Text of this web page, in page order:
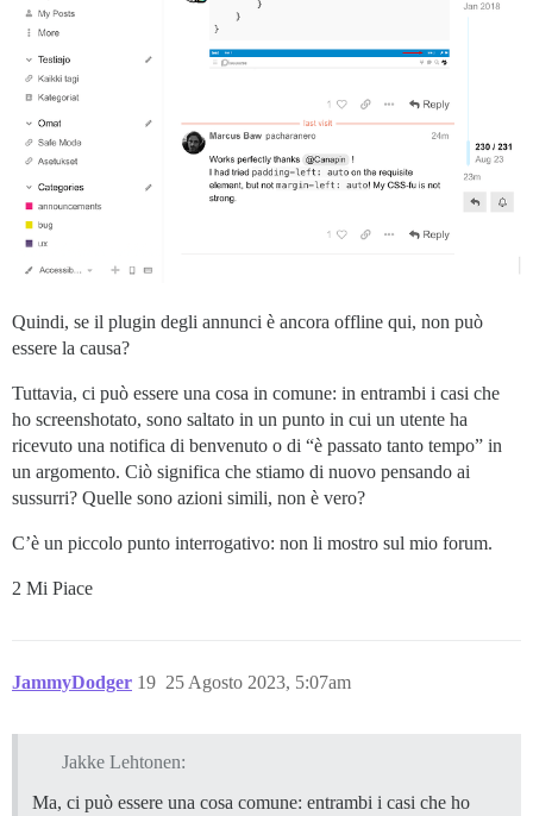
Quindi, se il plugin degli annunci è ancora offline qui, non può
essere la causa?
Tuttavia, ci può essere una cosa in comune: in entrambi i casi che
ho screenshotato, sono saltato in un punto in cui un utente ha
ricevuto una notifica di benvenuto o di “è passato tanto tempo” in
un argomento. Ciò significa che stiamo di nuovo pensando ai
sussurri? Quelle sono azioni simili, non è vero?
C’è un piccolo punto interrogativo: non li mostro sul mio forum.
2 Mi Piace
JammyDodger 25 Agosto 2023, 5:07am
19
Jakke Lehtonen:
Ma, ci può essere una cosa comune: entrambi i casi che ho